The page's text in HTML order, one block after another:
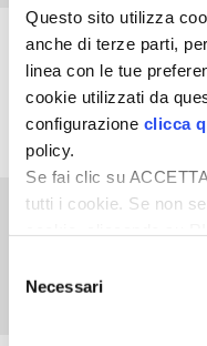
Questo sito utilizza
anche di terze parti,
linea con le tue
cookie utilizzati da
configurazione clicca
policy.
Se fai clic su
tutti i cookie. Se non
desideri accettare e
delNecessari
PELLENC
MEDICINA DEI
SCONTI
COMPO